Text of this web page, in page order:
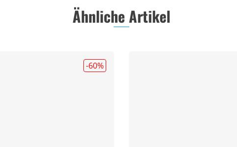
Ähnliche Artikel
-60%